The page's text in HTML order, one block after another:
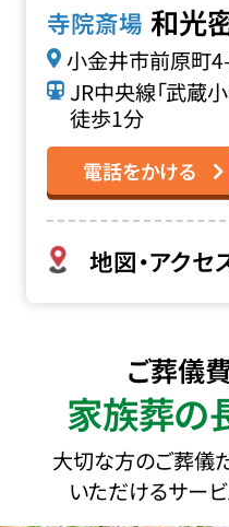
寺院斎場 和光
小金井市前原町
JR中央線「武蔵
徒歩1分
電話をかける
地図・アクセ
ご葬儀
家族葬の
大切な方のご葬儀
いただけるサー